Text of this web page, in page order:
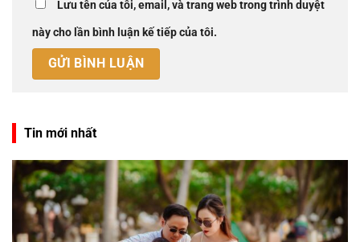
Lưu tên của tôi, email, và trang web trong trình duyệt
này cho lần bình luận kế tiếp của tôi.
Tin mới nhất